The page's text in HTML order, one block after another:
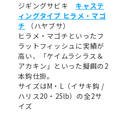
ジギングサビキ キャステ
ィングタイプ ヒラメ・マゴ
チ （ハヤブサ）
ヒラメ・マゴチといったフ
ラットフィッシュに実績が
高い、「ケイムラシラス＆
アカキン」といった擬餌の2
本鈎仕掛。
サイズはM・L（イサキ鈎 /
ハリス20・25lb）の全2サ
イズ